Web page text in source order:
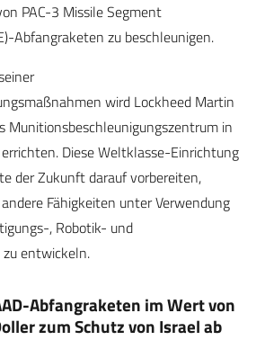
PAC-3 Missile Segment
Abfangraketen zu beschleunigen.
wird Lockheed Martin
Munitionsbeschleunigungszentrum in
Diese Weltklasse-Einrichtung
der Zukunft darauf vorbereiten,
Fähigkeiten unter Verwendung
, Robotik- und
entwickeln.
Abfangraketen im Wert von
zum Schutz von Israel ab